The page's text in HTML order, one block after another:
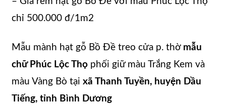
chỉ 500.000 đ/1m2
Mẫu mành hạt gỗ Bồ Đề treo cửa p. thờ mẫu
chữ Phúc Lộc Thọ phối giữ màu Trắng Kem và
màu Vàng Bò tại xã Thanh Tuyền, huyện Dầu
Tiếng, tỉnh Bình Dương